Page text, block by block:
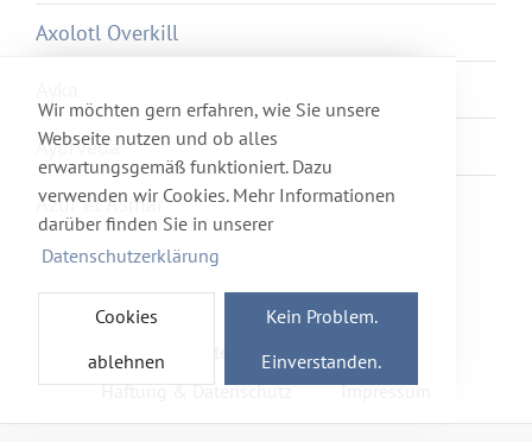
Wir möchten gern erfahren, wie Sie unsere
Webseite nutzen und ob alles
erwartungsgemäß funktioniert. Dazu
verwenden wir Cookies. Mehr Informationen
darüber finden Sie in unserer
Datenschutzerklärung
Cookies
ablehnen
Kein Problem.
Einverstanden.
Axolotl Overkill
Ayurveda
Azur et Asmar
Förderverein
Haftung & Datenschutz
Impressum